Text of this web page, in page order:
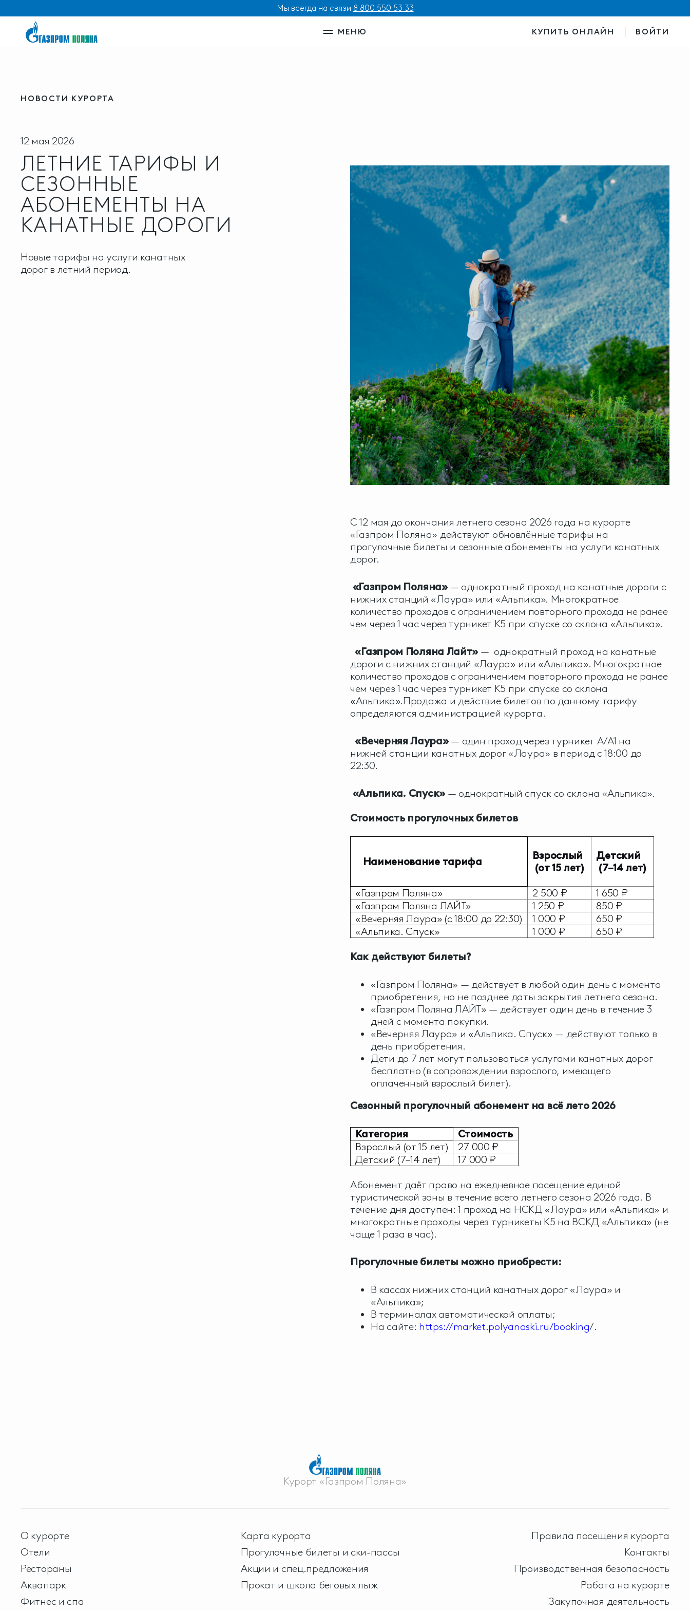
Мы всегда на связи 8 800 550 53 33
МЕНЮ КУПИТЬ ОНЛАЙН ВОЙТИ
НОВОСТИ КУРОРТА
12 мая 2026
ЛЕТНИЕ ТАРИФЫ И
СЕЗОННЫЕ
АБОНЕМЕНТЫ НА
КАНАТНЫЕ ДОРОГИ
Новые тарифы на услуги канатных
дорог в летний период.
С 12 мая до окончания летнего сезона 2026 года на курорте
«Газпром Поляна» действуют обновлённые тарифы на
прогулочные билеты и сезонные абонементы на услуги канатных
дорог.
«Газпром Поляна»— однократный проход на канатные дороги с
нижних станций «Лаура» или «Альпика». Многократное
количество проходов с ограничением повторного прохода не ранее
чем через 1 час через турникет K5 при спуске со склона «Альпика».
«Газпром Поляна Лайт»— однократный проход на канатные
дороги с нижних станций «Лаура» или «Альпика». Многократное
количество проходов с ограничением повторного прохода не ранее
чем через 1 час через турникет K5 при спуске со склона
«Альпика».Продажа и действие билетов по данному тарифу
определяются администрацией курорта.
«Вечерняя Лаура»— один проход через турникет A/A1 на
нижней станции канатных дорог «Лаура» в период с 18:00 до
22:30.
«Альпика. Спуск»— однократный спуск со склона «Альпика».
Стоимость прогулочных билетов
Наименование тарифа
Взрослый
(от 15 лет)
Детский
(7–14 лет)
«Газпром Поляна» 2 500 ₽
1 650 ₽
«Газпром Поляна ЛАЙТ»
1 250 ₽
850 ₽
«Вечерняя Лаура» (с 18:00 до 22:30)
1 000 ₽
650 ₽
«Альпика. Спуск»
1 000 ₽ 650 ₽
Как действуют билеты?
«Газпром Поляна» — действует в любой один день с момента
приобретения, но не позднее даты закрытия летнего сезона.
«Газпром Поляна ЛАЙТ» — действует один день в течение 3
дней с момента покупки.
«Вечерняя Лаура» и «Альпика. Спуск» — действуют только в
день приобретения.
Дети до 7 лет могут пользоваться услугами канатных дорог
бесплатно (в сопровождении взрослого, имеющего
оплаченный взрослый билет).
Сезонный прогулочный абонемент на всё лето 2026
Категория
Стоимость
Взрослый (от 15 лет)
27 000 ₽
Детский (7–14 лет)
17 000 ₽
Абонемент даёт право на ежедневное посещение единой
туристической зоны в течение всего летнего сезона 2026 года. В
течение дня доступен: 1 проход на НСКД «Лаура» или «Альпика» и
многократные проходы через турникеты К5 на ВСКД «Альпика» (не
чаще 1 раза в час).
Прогулочные билеты можно приобрести:
В кассах нижних станций канатных дорог «Лаура» и
«Альпика»;
В терминалах автоматической оплаты;
На сайте: https://market.polyanaski.ru/booking/.
Курорт «Газпром Поляна»
О курорте
Отели
Рестораны
Аквапарк
Фитнес и спа
Карта курорта
Прогулочные билеты и ски-пассы
Акции и спец.предложения
Прокат и школа беговых лыж
Правила посещения курорта
Контакты
Производственная безопасность
Работа на курорте
Закупочная деятельность